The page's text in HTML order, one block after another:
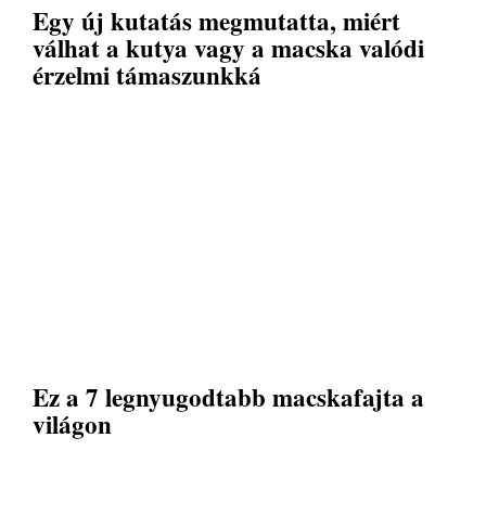
Egy új kutatás megmutatta, miért
válhat a kutya vagy a macska valódi
érzelmi támaszunkká
Ez a 7 legnyugodtabb macskafajta a
világon